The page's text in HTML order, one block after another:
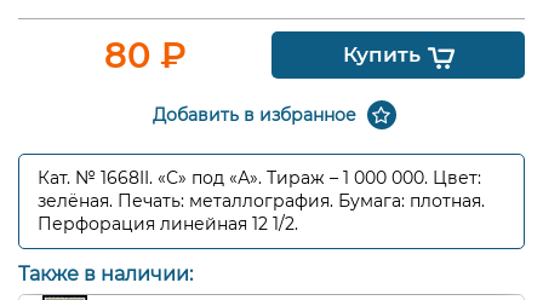
80₽ Купить
Добавить в избранное
Кат. № 1668II. «С» под «А». Тираж – 1 000 000. Цвет:
зелёная. Печать: металлография. Бумага: плотная.
Перфорация линейная 12 1/2.
Также в наличии: